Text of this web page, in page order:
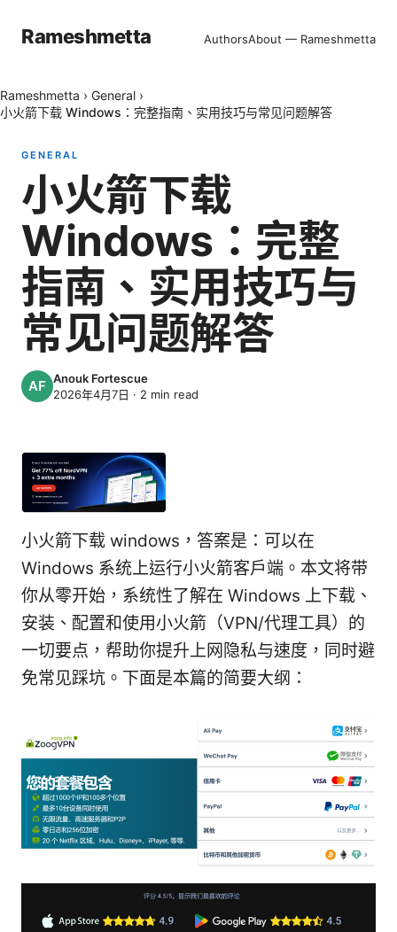
Rameshmetta AuthorsAbout — Rameshmetta
Rameshmetta › General ›
小火箭下载 Windows：完整指南、实用技巧与常见问题解答
GENERAL
小火箭下载
Windows：完整
指南、实用技巧与
常见问题解答
Anouk Fortescue
2026年4月7日 · 2 min read
小火箭下载 windows，答案是：可以在
Windows 系统上运行小火箭客户端。本文将带
你从零开始，系统性了解在 Windows 上下载、
安装、配置和使用小火箭（VPN/代理工具）的
一切要点，帮助你提升上网隐私与速度，同时避
免常见踩坑。下面是本篇的简要大纲：